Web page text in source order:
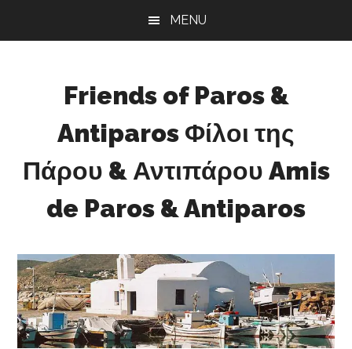
MENU
Friends of Paros &
Antiparos Φίλοι της
Πάρου & Αντιπάρου Amis
de Paros & Antiparos
development
for
Paros
&
Antiparos